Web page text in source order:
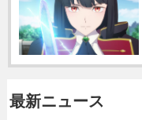
最新ニュース